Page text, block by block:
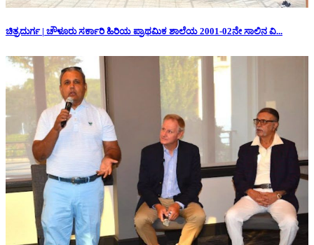
ಚಿತ್ರದುರ್ಗ | ಚೌಳೂರು ಸರ್ಕಾರಿ ಹಿರಿಯ ಪ್ರಾಥಮಿಕ ಶಾಲೆಯ 2001-02ನೇ ಸಾಲಿನ ವಿ...